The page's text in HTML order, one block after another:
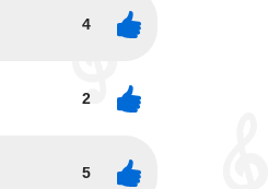
4
2
5